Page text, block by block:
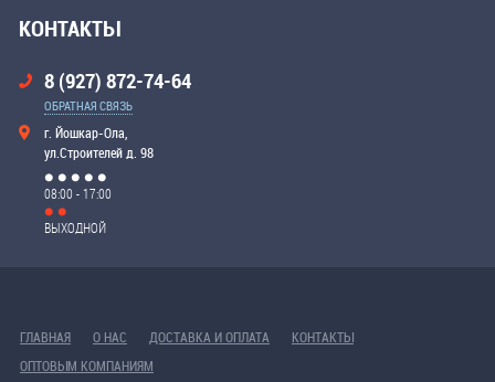
КОНТАКТЫ
8 (927) 872-74-64
ОБРАТНАЯ СВЯЗЬ
г. Йошкар-Ола,
ул.Строителей д. 98
08:00 - 17:00
ВЫХОДНОЙ
ГЛАВНАЯ О НАС ДОСТАВКА И ОПЛАТА
КОНТАКТЫ
ОПТОВЫМ КОМПАНИЯМ